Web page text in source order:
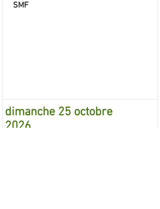
SMF
dimanche 25 octobre
2026